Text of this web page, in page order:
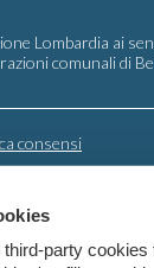
party
Lombardia ai
comunali di
consensi